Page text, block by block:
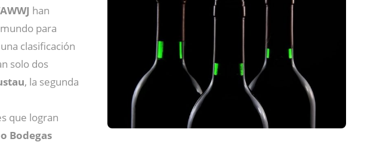
han
para
clasificación
solo dos
, la segunda
que logran
Bodegas